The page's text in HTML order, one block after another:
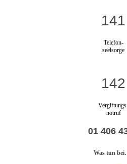
141
Telefon-
seelsorge
142
notruf
01 406
Was tun